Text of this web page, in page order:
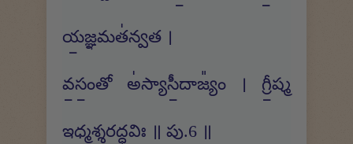
య॒జ్ఞమత॑న్వత ।
వ॒సం॒తో అ॑స్యాసీ॒దాజ్యం᳚ । గ్రీ॒ష్మ
ఇ॒ధ్మశ్శ॒రద్ధ॒విః ॥ పు.6 ॥